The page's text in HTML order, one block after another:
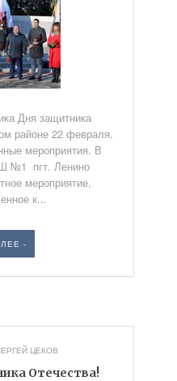
Дня защитника
районе 22 февраля,
мероприятия. В
№1 пгт. Ленино
мероприятие,
к...
-
ЦЕКОВ
Отечества!